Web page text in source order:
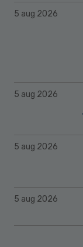
5 aug 2026
5 aug 2026
5 aug 2026
5 aug 2026